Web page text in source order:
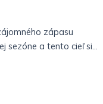
zápasu
sezóne a tento cieľ si...